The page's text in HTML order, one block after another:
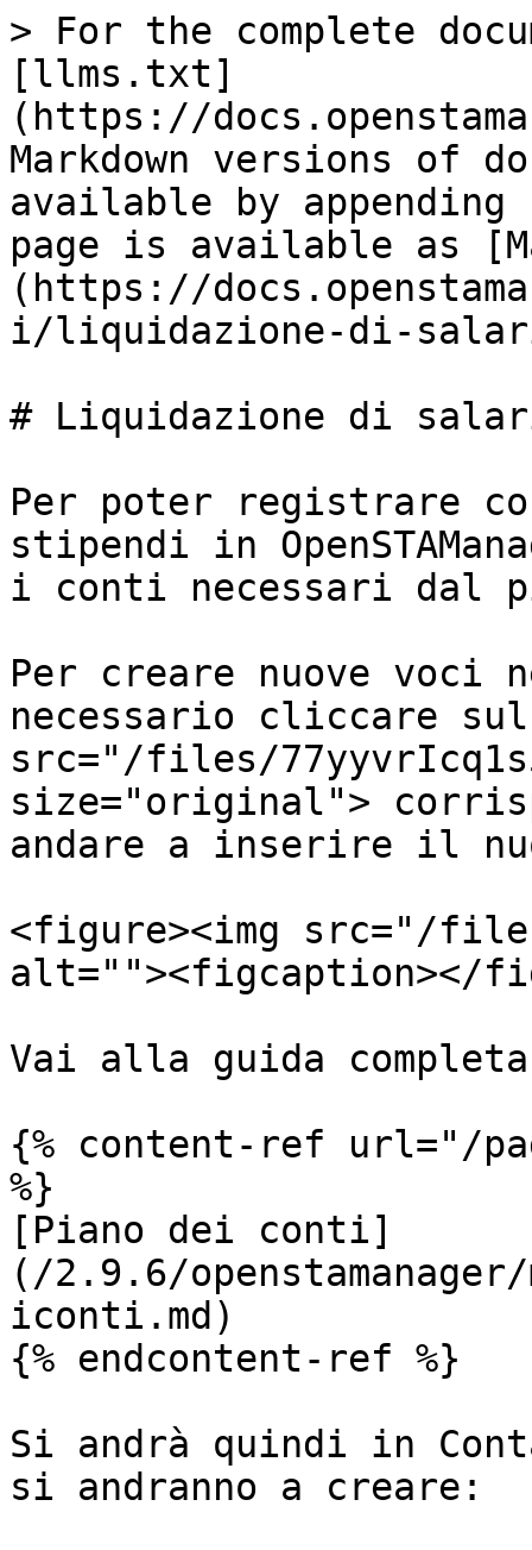
> For the complete
[llms.txt]
(https://
Markdown versions of
available by
page is available as
(https://
i/liquidazione-di-
# Liquidazione di
Per poter registrare
stipendi in
i conti necessari dal
Per creare nuove voci
necessario cliccare
src="/files/
size="original">
andare a inserire il
<figure><img src="/files/
alt=""><figcaption></
Vai alla guida
{% content-ref url="/
%}
[Piano dei conti]
(/2.9.6/
iconti.md)
{% endcontent-ref %}
Si andrà quindi in
si andranno a creare: